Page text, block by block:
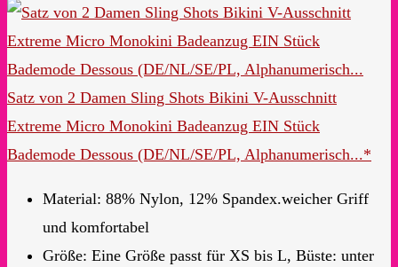
Satz von 2 Damen Sling Shots Bikini V-Ausschnitt
Extreme Micro Monokini Badeanzug EIN Stück
Bademode Dessous (DE/NL/SE/PL, Alphanumerisch...*
Material: 88% Nylon, 12% Spandex.weicher Griff
und komfortabel
Größe: Eine Größe passt für XS bis L, Büste: unter